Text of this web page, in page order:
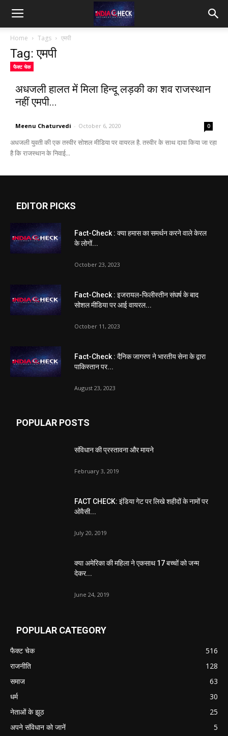
IndiaCheck
Home Tags एमपी
Tag: एमपी
फैक्ट चेक
अधजली हालत में मिला हिन्दू लड़की का शव राजस्थान
नहीं एमपी...
Meenu Chaturvedi - October 6, 2020 0
अधजली युवती की एक तस्वीर सोशल मीडिया पर वायरल है. तस्वीर के साथ दावा किया जा रहा
है कि राजस्थान के निवाई...
EDITOR PICKS
Fact-Check : क्या हमास का समर्थन करने वाले केरल
के लोगों...
October 23, 2023
Fact-Check : इजरायल-फिलीस्तीन संघर्ष के बाद
सोशल मीडिया पर आई वायरल...
October 11, 2023
Fact-Check : दैनिक जागरण ने भारतीय सेना के द्वारा
पाकिस्तान पर...
August 23, 2023
POPULAR POSTS
संविधान की प्रस्तावना और मायने
February 3, 2019
FACT CHECK: इंडिया गेट पर लिखे शहीदों के नामों पर
ओवैसी...
July 20, 2019
क्या अमेरिका की महिला ने एकसाथ 17 बच्चों को जन्म
देकर...
June 24, 2019
POPULAR CATEGORY
फैक्ट चेक
516
राजनीति
128
समाज
63
धर्म
30
नेताओं के झूठ
25
अपने संविधान को जानें
5